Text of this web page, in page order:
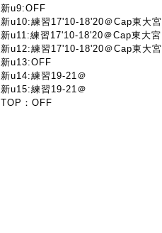
新u9:OFF
新u10:練習17'10-18'20＠Cap東大宮
新u11:練習17'10-18'20＠Cap東大宮
新u12:練習17'10-18'20＠Cap東大宮
新u13:OFF
新u14:練習19-21＠
新u15:練習19-21＠
TOP：OFF